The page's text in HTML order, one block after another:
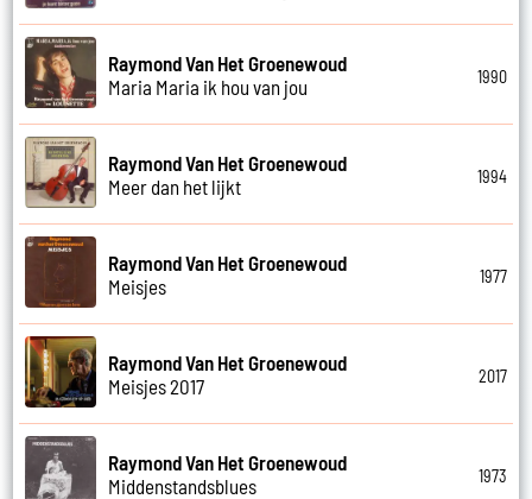
Raymond Van Het Groenewoud
Maria Maria ik hou van jou
1990
Raymond Van Het Groenewoud
Meer dan het lijkt
1994
Raymond Van Het Groenewoud
Meisjes
1977
Raymond Van Het Groenewoud
Meisjes 2017
2017
Raymond Van Het Groenewoud
Middenstandsblues
1973